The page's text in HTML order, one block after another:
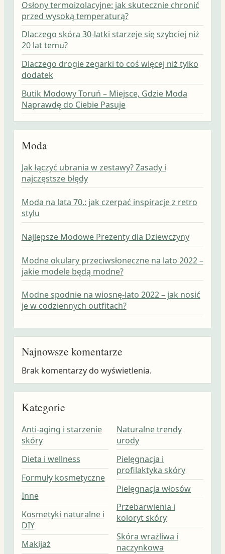
Osłony termoizolacyjne: jak skutecznie chronić
przed wysoką temperaturą?
Dlaczego skóra 30-latki starzeje się szybciej niż
20 lat temu?
Dlaczego drogie zegarki to coś więcej niż tylko
dodatek
Butik Modowy Toruń – Miejsce, Gdzie Moda
Naprawdę do Ciebie Pasuje
Moda
Jak łączyć ubrania w zestawy? Zasady i
najczęstsze błędy
Moda na lata 70.: jak czerpać inspiracje z retro
stylu
Najlepsze Modowe Prezenty dla Dziewczyny
Modne okulary przeciwsłoneczne na lato 2022 –
jakie modele będą modne?
Modne spodnie na wiosnę-lato 2022 – jak nosić
je w codziennych outfitach?
Najnowsze komentarze
Brak komentarzy do wyświetlenia.
Kategorie
Anti-aging i starzenie
skóry
Dieta i wellness
Formuły kosmetyczne
Inne
Kosmetyki naturalne i
DIY
Makijaż
Naturalne trendy
urody
Pielęgnacja i
profilaktyka skóry
Pielęgnacja włosów
Przebarwienia i
koloryt skóry
Skóra wrażliwa i
naczynkowa